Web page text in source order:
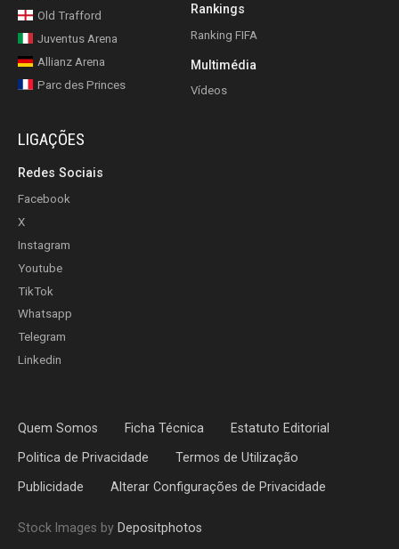
Old Trafford
Juventus Arena
Allianz Arena
Parc des Princes
Rankings
Ranking FIFA
Multimédia
Vídeos
LIGAÇÕES
Redes Sociais
Facebook
X
Instagram
Youtube
TikTok
Whatsapp
Telegram
Linkedin
Quem Somos Ficha Técnica Estatuto Editorial
Politica de Privacidade Termos de Utilização
Publicidade Alterar Configurações de Privacidade
Stock Images by Depositphotos